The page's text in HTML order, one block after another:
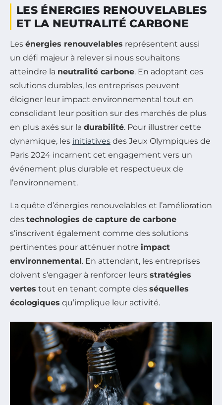
LES ÉNERGIES RENOUVELABLES
ET LA NEUTRALITÉ CARBONE
Les énergies renouvelables représentent aussi
un défi majeur à relever si nous souhaitons
atteindre la neutralité carbone. En adoptant ces
solutions durables, les entreprises peuvent
éloigner leur impact environnemental tout en
consolidant leur position sur des marchés de plus
en plus axés sur la durabilité. Pour illustrer cette
dynamique, les initiatives des Jeux Olympiques de
Paris 2024 incarnent cet engagement vers un
événement plus durable et respectueux de
l’environnement.
La quête d’énergies renouvelables et l’amélioration
des technologies de capture de carbone
s’inscrivent également comme des solutions
pertinentes pour atténuer notre impact
environnemental. En attendant, les entreprises
doivent s’engager à renforcer leurs stratégies
vertes tout en tenant compte des séquelles
écologiques qu’implique leur activité.